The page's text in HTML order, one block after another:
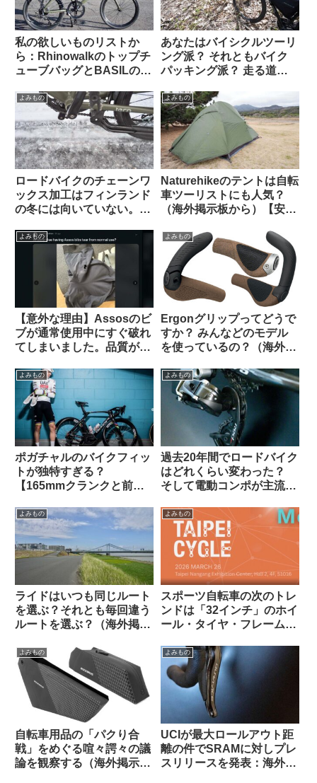
私の欲しいものリストか
ら：Rhinowalkのトップチ
ューブバッグとBASILのポ
ア
あなたはバイシクルツーリ
ング派？ それともバイク
パッキング派？ 走る道の
備を考える
よみもの
ロードバイクのチェーンワ
ックス加工はフィンランド
の冬には向いていない。大
でも弱い？（海外掲示板か
よみもの
Naturehikeのテントは自転
車ツーリストにも人気？
（海外掲示板から）【安
泣かない価格】
よみもの
【意外な理由】Assosのビ
ブが通常使用中にすぐ破れ
てしまいました。品質が落
（海外掲示板から）
よみもの
Ergonグリップってどうで
すか？ みんなどのモデル
を使っているの？（海外掲
よみもの
ポガチャルのバイクフィッ
トが独特すぎる？
【165mmクランクと前傾
よみもの
過去20年間でロードバイク
はどれくらい変わった？
そして電動コンポが主流に
外掲示板でのオピニオン観
察）
よみもの
ライドはいつも同じルート
を選ぶ？それとも毎回違う
ルートを選ぶ？（海外掲示
よみもの
スポーツ自転車の次のトレ
ンドは「32インチ」のホイ
ール・タイヤ・フレームに
よみもの
自転車用品の「パクり合
戦」をめぐる喧々諤々の議
論を観察する（海外掲示板
よみもの
UCIが最大ロールアウト距
離の件でSRAMに対しプレ
スリリースを発表：海外サ